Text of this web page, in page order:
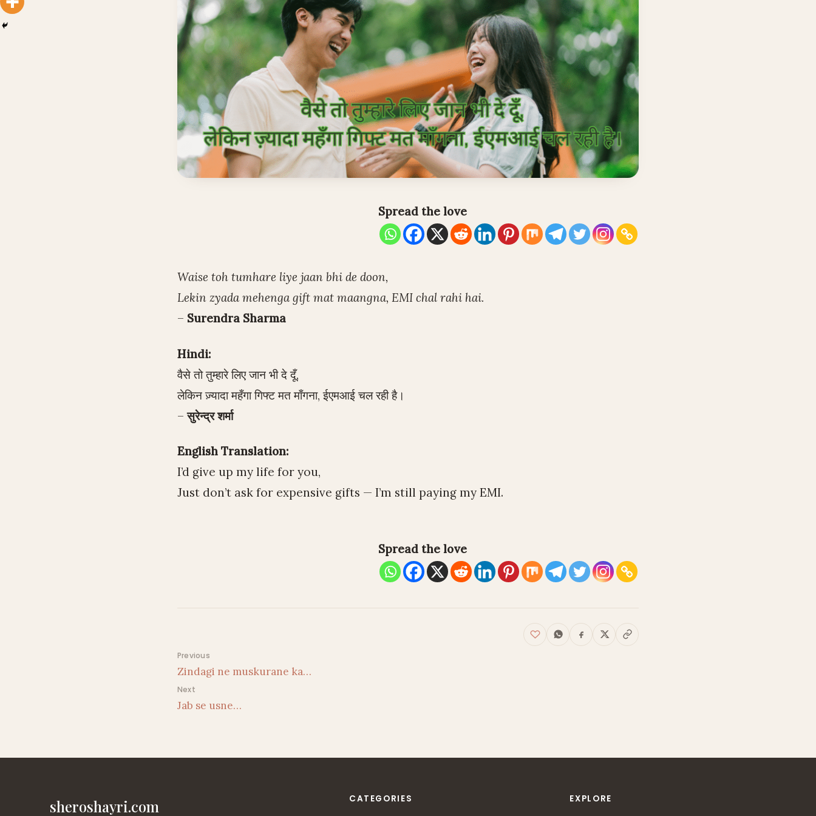
Spread the love
Waise toh tumhare liye jaan bhi de doon,
Lekin zyada mehenga gift mat maangna, EMI chal rahi hai.
– Surendra Sharma
Hindi:
वैसे तो तुम्हारे लिए जान भी दे दूँ,
लेकिन ज़्यादा महँगा गिफ्ट मत माँगना, ईएमआई चल रही है।
–सुरेन्द्र शर्मा
English Translation:
I’d give up my life for you,
Just don’t ask for expensive gifts — I’m still paying my EMI.
Spread the love
Post navigation
Previous
Zindagi ne muskurane ka…
Next
Jab se usne…
sheroshayri.com CATEGORIES EXPLORE